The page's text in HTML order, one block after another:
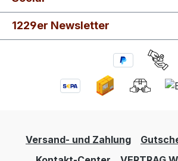
1229er Newsletter
Versand- und Zahlung